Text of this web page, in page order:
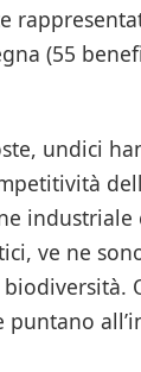
(55
undici
ve ne